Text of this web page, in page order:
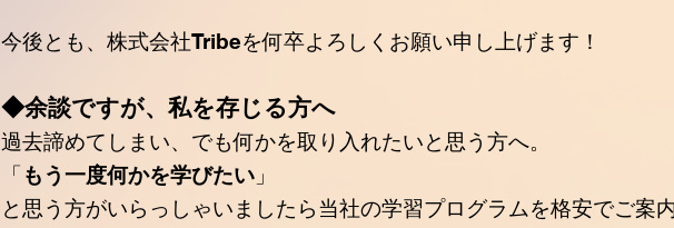
​今後とも、株式会社Tribeを何卒よろしくお願い申し上げます！
︎◆余談ですが、私を存じる方へ
過去諦めてしまい、でも何かを取り入れたいと思う方へ。
「 もう一度何かを学びたい 」
と思う方がいらっしゃいましたら当社の学習プログラムを格安でご案